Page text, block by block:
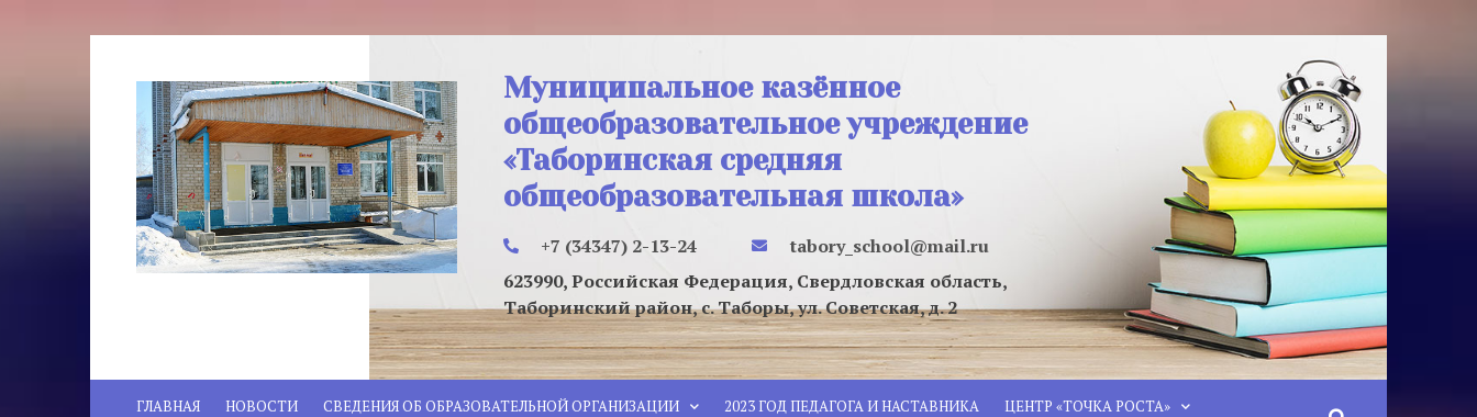
Муниципальное казённое
общеобразовательное учреждение
«Таборинская средняя
общеобразовательная школа»
+7 (34347) 2-13-24
tabory_school@mail.ru
623990, Российская Федерация, Свердловская область,
Таборинский район, с. Таборы, ул. Советская, д. 2
ГЛАВНАЯ НОВОСТИ СВЕДЕНИЯ ОБ ОБРАЗОВАТЕЛЬНОЙ ОРГАНИЗАЦИИ 2023 ГОД ПЕДАГОГА И НАСТАВНИКА
ЦЕНТР «ТОЧКА РОСТА»